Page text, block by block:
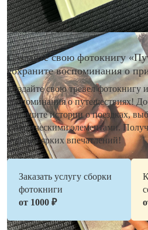
Создайте свою фотокнигу
сохраните воспоминания о
Создайте свою тревел фотокнигу
воспоминания о путешествиях!
напишите истории о поездках,
тематическими элементами.
полный ярких впечатлений!
Заказать услугу сборки
фотокниги
от 1000 ₽